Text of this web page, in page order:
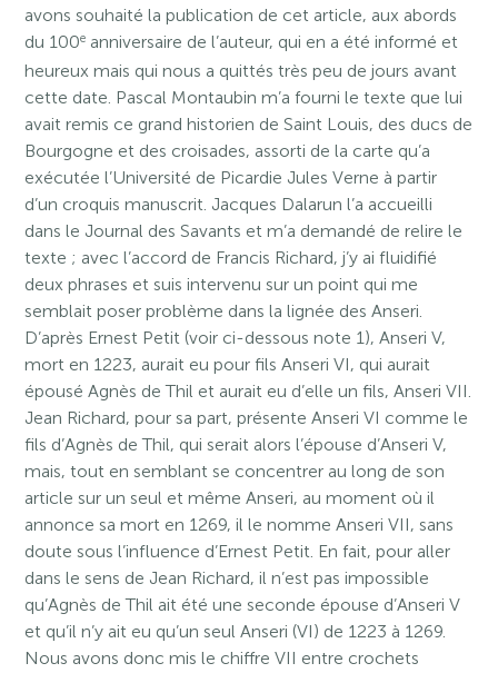
avons souhaité la publication de cet article, aux abords
du 100e anniversaire de l’auteur, qui en a été informé et
heureux mais qui nous a quittés très peu de jours avant
cette date. Pascal Montaubin m’a fourni le texte que lui
avait remis ce grand historien de Saint Louis, des ducs de
Bourgogne et des croisades, assorti de la carte qu’a
exécutée l’Université de Picardie Jules Verne à partir
d’un croquis manuscrit. Jacques Dalarun l’a accueilli
dans le Journal des Savants et m’a demandé de relire le
texte ; avec l’accord de Francis Richard, j’y ai fluidifié
deux phrases et suis intervenu sur un point qui me
semblait poser problème dans la lignée des Anseri.
D’après Ernest Petit (voir ci-dessous note 1), Anseri V,
mort en 1223, aurait eu pour fils Anseri VI, qui aurait
épousé Agnès de Thil et aurait eu d’elle un fils, Anseri VII.
Jean Richard, pour sa part, présente Anseri VI comme le
fils d’Agnès de Thil, qui serait alors l’épouse d’Anseri V,
mais, tout en semblant se concentrer au long de son
article sur un seul et même Anseri, au moment où il
annonce sa mort en 1269, il le nomme Anseri VII, sans
doute sous l’influence d’Ernest Petit. En fait, pour aller
dans le sens de Jean Richard, il n’est pas impossible
qu’Agnès de Thil ait été une seconde épouse d’Anseri V
et qu’il n’y ait eu qu’un seul Anseri (VI) de 1223 à 1269.
Nous avons donc mis le chiffre VII entre crochets